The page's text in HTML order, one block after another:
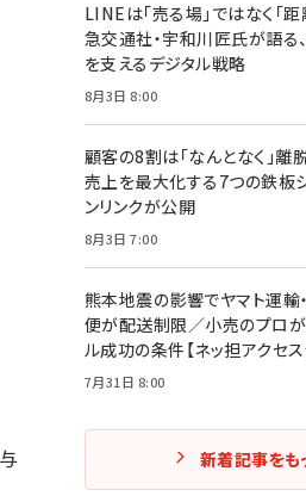
LINEは「売る場」ではなく「
急交通社・宇和川匠氏が語る
を支えるデジタル戦略
8月3日 8:00
顧客の8割は「なんとなく」離
売上を最大化する7つの鉄板
ンリンクが公開
8月3日 7:00
熊本地震の影響でヤマト運輸
便が配送制限／小売のプロ
ル成功の条件【ネッ担アクセス
7月31日 8:00
新着記事をも